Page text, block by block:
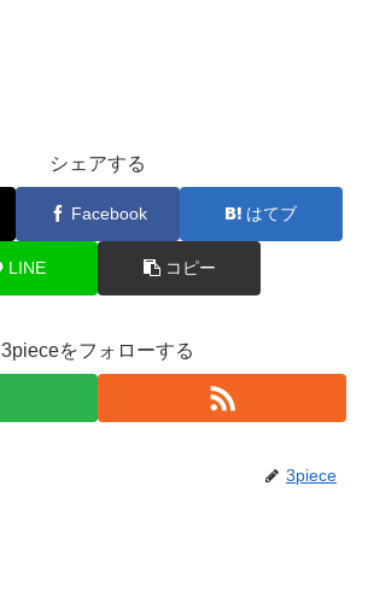
シェアする
Facebook はてブ
LINE コピー
3pieceをフォローする
3piece